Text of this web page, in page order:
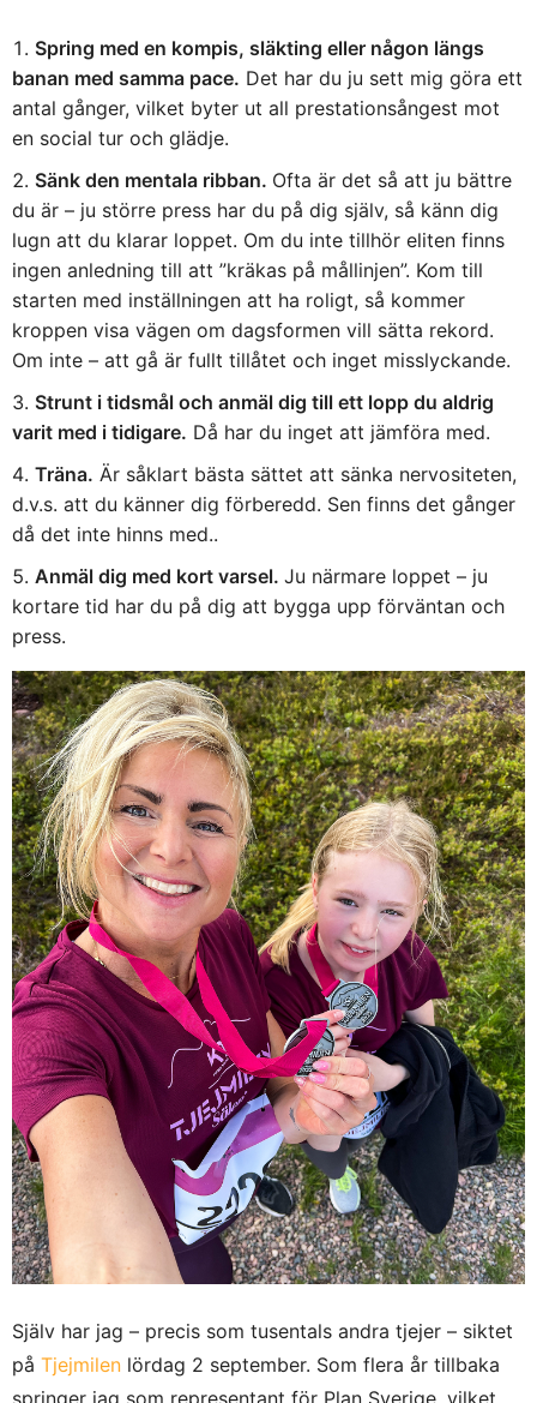
Spring med en kompis, släkting eller någon längs
banan med samma pace. Det har du ju sett mig göra ett
antal gånger, vilket byter ut all prestationsångest mot
en social tur och glädje.
Sänk den mentala ribban. Ofta är det så att ju bättre
du är – ju större press har du på dig själv, så känn dig
lugn att du klarar loppet. Om du inte tillhör eliten finns
ingen anledning till att ”kräkas på mållinjen”. Kom till
starten med inställningen att ha roligt, så kommer
kroppen visa vägen om dagsformen vill sätta rekord.
Om inte – att gå är fullt tillåtet och inget misslyckande.
Strunt i tidsmål och anmäl dig till ett lopp du aldrig
varit med i tidigare. Då har du inget att jämföra med.
Träna. Är såklart bästa sättet att sänka nervositeten,
d.v.s. att du känner dig förberedd. Sen finns det gånger
då det inte hinns med..
Anmäl dig med kort varsel. Ju närmare loppet – ju
kortare tid har du på dig att bygga upp förväntan och
press.
Själv har jag – precis som tusentals andra tjejer – siktet
på Tjejmilen lördag 2 september. Som flera år tillbaka